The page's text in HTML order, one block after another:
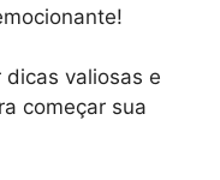
valiosas e
começar sua